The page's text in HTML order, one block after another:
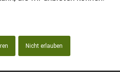
Nicht erlauben